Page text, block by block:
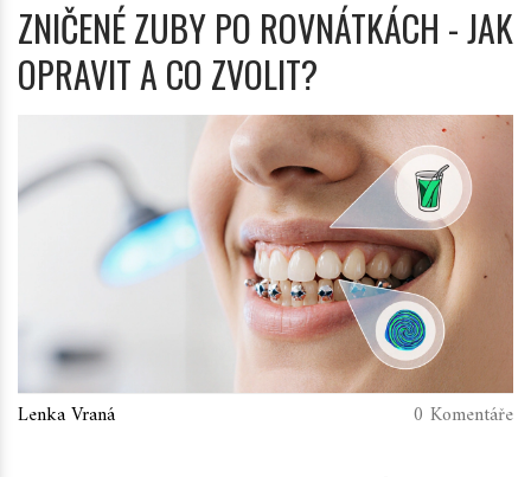
ZNIČENÉ ZUBY PO ROVNÁTKÁCH - JAK
OPRAVIT A CO ZVOLIT?
Lenka Vraná 0 Komentáře